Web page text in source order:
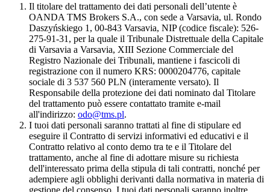
Il titolare del trattamento dei dati personali dell’utente è
OANDA TMS Brokers S.A., con sede a Varsavia, ul. Rondo
Daszyńskiego 1, 00-843 Varsavia, NIP (codice fiscale): 526-
275-91-31, per la quale il Tribunale Distrettuale della Capitale
di Varsavia a Varsavia, XIII Sezione Commerciale del
Registro Nazionale dei Tribunali, mantiene i fascicoli di
registrazione con il numero KRS: 0000204776, capitale
sociale di 3 537 560 PLN (interamente versato). Il
Responsabile della protezione dei dati nominato dal Titolare
del trattamento può essere contattato tramite e-mail
all'indirizzo: odo@tms.pl.
I tuoi dati personali saranno trattati al fine di stipulare ed
eseguire il Contratto di servizi informativi ed educativi e il
Contratto relativo al conto demo tra te e il Titolare del
trattamento, anche al fine di adottare misure su richiesta
dell'interessato prima della stipula di tali contratti, nonché per
adempiere agli obblighi derivanti dalla normativa in materia di
gestione del consenso. I tuoi dati personali saranno inoltre